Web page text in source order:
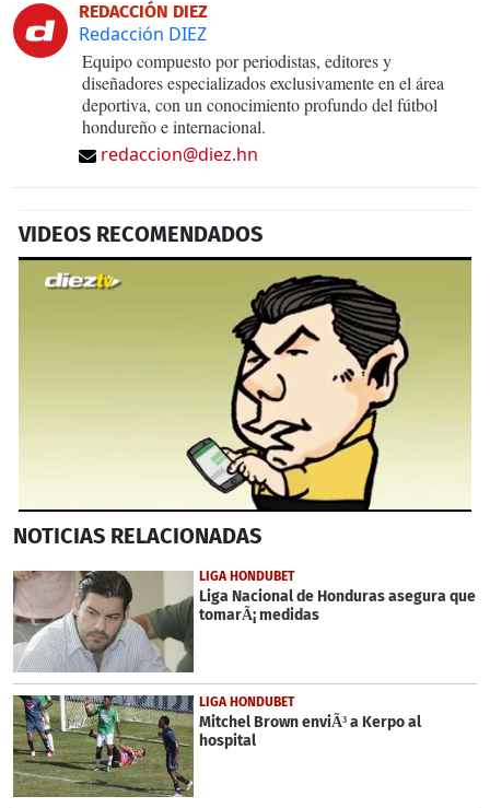
REDACCIÓN DIEZ
Redacción DIEZ
Equipo compuesto por periodistas, editores y
diseñadores especializados exclusivamente en el área
deportiva, con un conocimiento profundo del fútbol
hondureño e internacional.
redaccion@diez.hn
VIDEOS RECOMENDADOS
seconds
2
minutes,
43
seconds
NOTICIAS RELACIONADAS
LIGA HONDUBET
Liga Nacional de Honduras asegura que
tomarÃ¡ medidas
LIGA HONDUBET
Mitchel Brown enviÃ³ a Kerpo al
hospital